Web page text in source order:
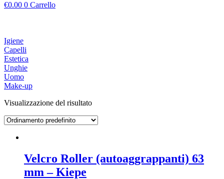
€0.00 0 Carrello
Igiene
Capelli
Estetica
Unghie
Uomo
Make-up
Visualizzazione del risultato
Velcro Roller (autoaggrappanti) 63
mm – Kiepe